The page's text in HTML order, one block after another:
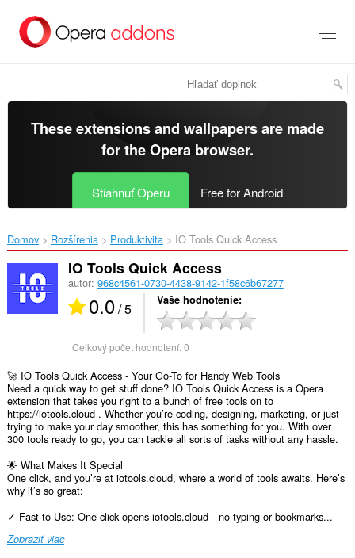
hlavný
These extensions and wallpapers are made
for theOpera browser.
Stiahnuť Operu Free for Android
Domov Rozšírenia Produktivita IO Tools Quick Access‎
IO Tools Quick Access
autor: 968c4561-0730-4438-9142-1f58c6b67277
0.0/ 5 Vaše hodnotenie
Celkový počet hodnotení:0
🚀 IO Tools Quick Access - Your Go-To for Handy Web Tools
Need a quick way to get stuff done? IO Tools Quick Access is a Opera
extension that takes you right to a bunch of free tools on to
https://iotools.cloud . Whether you’re coding, designing, marketing, or just
trying to make your day smoother, this has something for you. With over
300 tools ready to go, you can tackle all sorts of tasks without any hassle.
🌟 What Makes It Special
One click, and you’re at iotools.cloud, where a world of tools awaits. Here’s
why it’s so great:
✓ Fast to Use: One click opens iotools.cloud—no typing or bookmarks...
Zobraziť viac